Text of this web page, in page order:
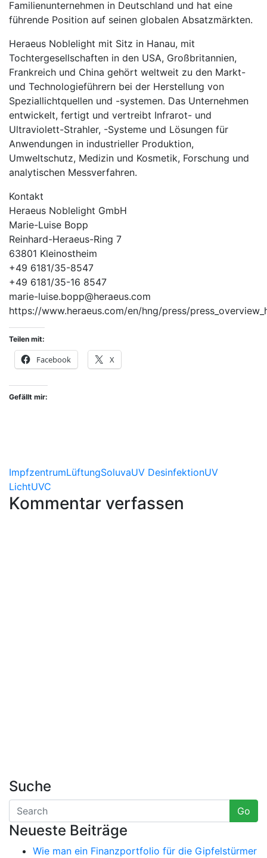
Familienunternehmen in Deutschland und hat eine
führende Position auf seinen globalen Absatzmärkten.
Heraeus Noblelight mit Sitz in Hanau, mit
Tochtergesellschaften in den USA, Großbritannien,
Frankreich und China gehört weltweit zu den Markt-
und Technologieführern bei der Herstellung von
Speziallichtquellen und -systemen. Das Unternehmen
entwickelt, fertigt und vertreibt Infrarot- und
Ultraviolett-Strahler, -Systeme und Lösungen für
Anwendungen in industrieller Produktion,
Umweltschutz, Medizin und Kosmetik, Forschung und
analytischen Messverfahren.
Kontakt
Heraeus Noblelight GmbH
Marie-Luise Bopp
Reinhard-Heraeus-Ring 7
63801 Kleinostheim
+49 6181/35-8547
+49 6181/35-16 8547
marie-luise.bopp@heraeus.com
https://www.heraeus.com/en/hng/press/
Teilen mit:
Facebook X
Gefällt mir:
ImpfzentrumLüftungSoluvaUV DesinfektionUV
LichtUVC
Kommentar verfassen
Suche
Go
Neueste Beiträge
Wie man ein Finanzportfolio für die Gipfelstürmer